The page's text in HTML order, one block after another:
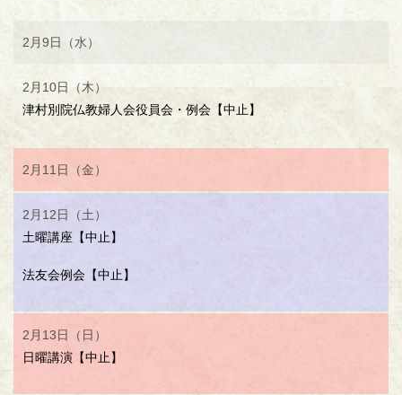
2月9日（水）
2月10日（木）
津村別院仏教婦人会役員会・例会【中止】
2月11日（金）
2月12日（土）
土曜講座【中止】
法友会例会【中止】
2月13日（日）
日曜講演【中止】